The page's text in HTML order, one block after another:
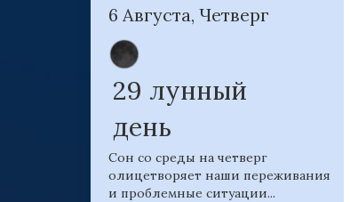
6 Августа, Четверг
29 лунный
день
Сон со среды на четверг
олицетворяет наши переживания
и проблемные ситуации...